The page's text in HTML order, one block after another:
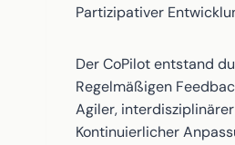
Partizipativer
Der CoPilot entstand
Regelmäßigen
Agiler,
Kontinuierlicher